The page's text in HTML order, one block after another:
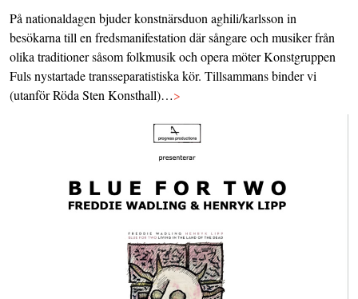
På nationaldagen bjuder konstnärsduon aghili/karlsson in
besökarna till en fredsmanifestation där sångare och musiker från
olika traditioner såsom folkmusik och opera möter Konstgruppen
Fuls nystartade transseparatistiska kör. Tillsammans binder vi
(utanför Röda Sten Konsthall)…>